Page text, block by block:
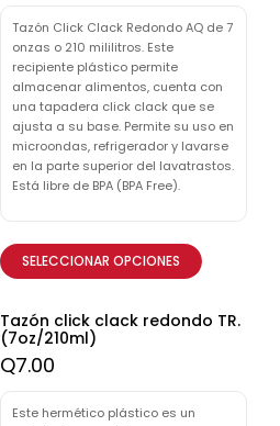
Tazón Click Clack Redondo AQ de 7
onzas o 210 mililitros. Este
recipiente plástico permite
almacenar alimentos, cuenta con
una tapadera click clack que se
ajusta a su base. Permite su uso en
microondas, refrigerador y lavarse
en la parte superior del lavatrastos.
Está libre de BPA (BPA Free).
SELECCIONAR OPCIONES
Tazón click clack redondo TR.
(7oz/210ml)
Q7.00
Este hermético plástico es un